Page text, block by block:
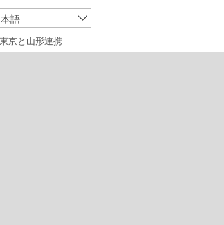
語
東京と山形連携